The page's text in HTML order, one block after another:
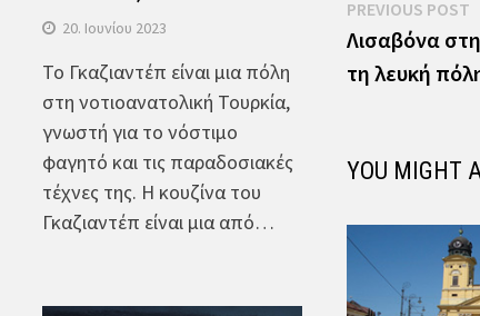
Πλοήγηση
άρθρων
PREVIOUS POST
Λισαβόνα
τη λευκή
YOU MIGHT
20. Ιουνίου 2023
Το Γκαζιαντέπ είναι μια πόλη
στη νοτιοανατολική Τουρκία,
γνωστή για το νόστιμο
φαγητό και τις παραδοσιακές
τέχνες της. Η κουζίνα του
Γκαζιαντέπ είναι μια από…